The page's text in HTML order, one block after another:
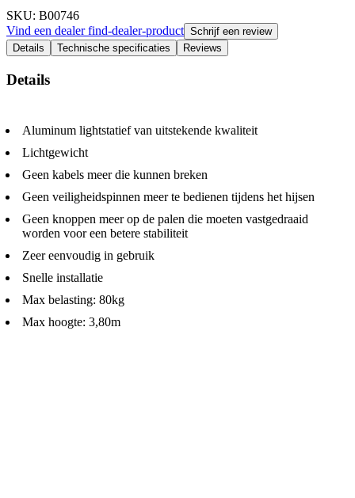
SKU: B00746
Vind een dealerfind-dealer-product Schrijf een review
Details
Technische specificaties Reviews
Details
Aluminum lightstatief van uitstekende kwaliteit
Lichtgewicht
Geen kabels meer die kunnen breken
Geen veiligheidspinnen meer te bedienen tijdens het hijsen
Geen knoppen meer op de palen die moeten vastgedraaid
worden voor een betere stabiliteit
Zeer eenvoudig in gebruik
Snelle installatie
Max belasting: 80kg
Max hoogte: 3,80m